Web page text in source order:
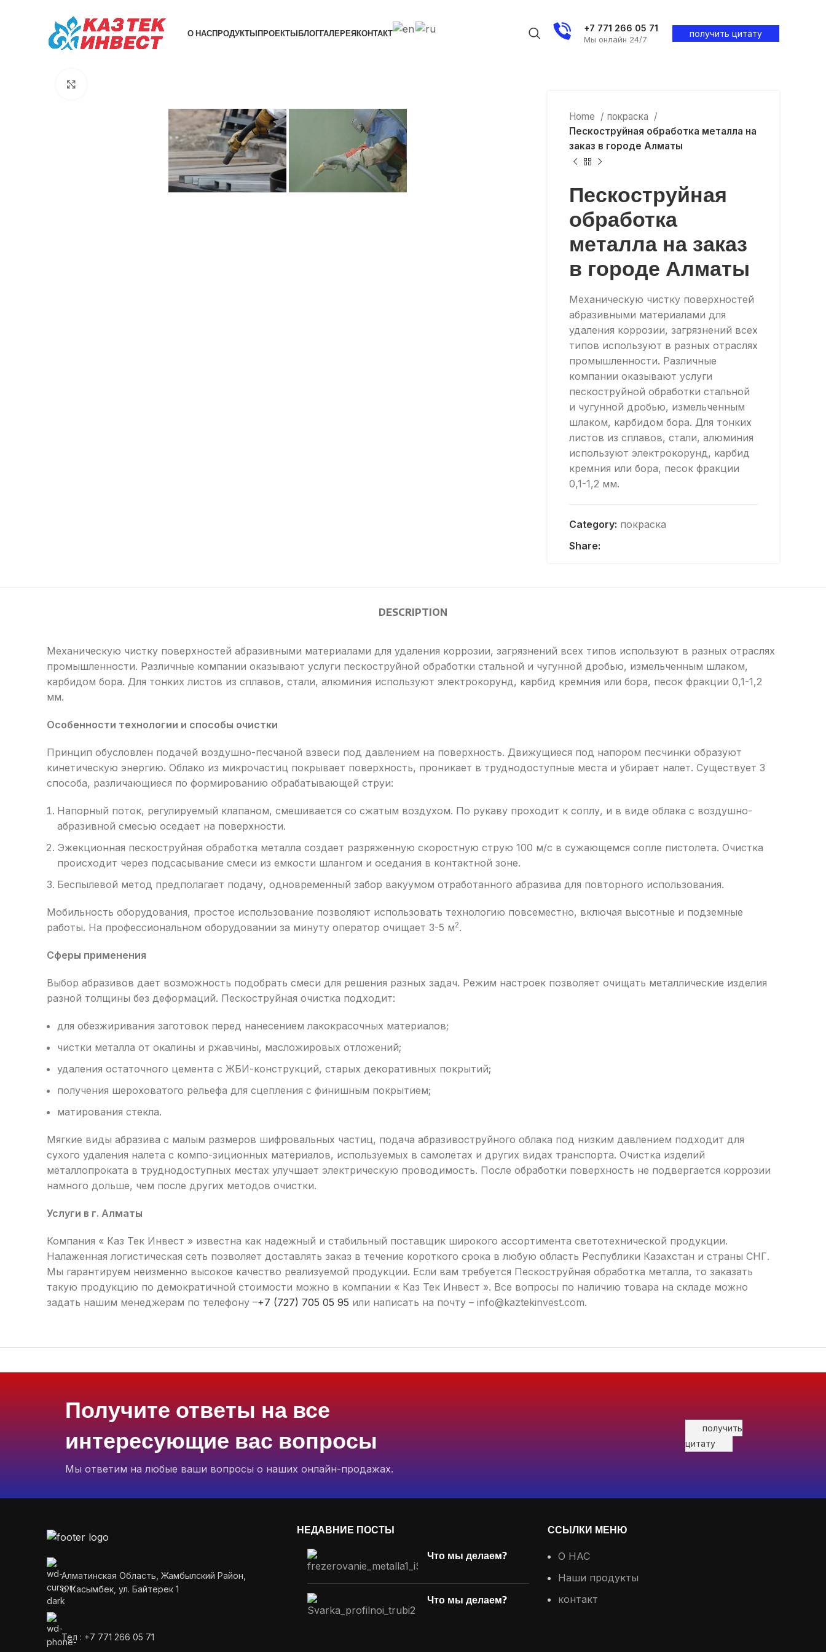
О НАСПРОДУКТЫПРОЕКТЫБЛОГГАЛЕРЕЯКОНТАКТ +7 771 266 05 71
Мы онлайн 24/7
получить цитату
Home
покраска
Пескоструйная обработка металла на
заказ в городе Алматы
Пескоструйная
обработка
металла на заказ
в городе Алматы
Механическую чистку поверхностей
абразивными материалами для
удаления коррозии, загрязнений всех
типов используют в разных отраслях
промышленности. Различные
компании оказывают услуги
пескоструйной обработки стальной
и чугунной дробью, измельченным
шлаком, карбидом бора. Для тонких
листов из сплавов, стали, алюминия
используют электрокорунд, карбид
кремния или бора, песок фракции
0,1-1,2 мм.
Category: покраска
Share:
DESCRIPTION
Механическую чистку поверхностей абразивными материалами для удаления коррозии, загрязнений всех типов используют в разных отраслях
промышленности. Различные компании оказывают услуги пескоструйной обработки стальной и чугунной дробью, измельченным шлаком,
карбидом бора. Для тонких листов из сплавов, стали, алюминия используют электрокорунд, карбид кремния или бора, песок фракции 0,1-1,2
мм.
Особенности технологии и способы очистки
Принцип обусловлен подачей воздушно-песчаной взвеси под давлением на поверхность. Движущиеся под напором песчинки образуют
кинетическую энергию. Облако из микрочастиц покрывает поверхность, проникает в труднодоступные места и убирает налет. Существует 3
способа, различающиеся по формированию обрабатывающей струи:
Напорный поток, регулируемый клапаном, смешивается со сжатым воздухом. По рукаву проходит к соплу, и в виде облака с воздушно-
абразивной смесью оседает на поверхности.
Эжекционная пескоструйная обработка металла создает разряженную скоростную струю 100 м/с в сужающемся сопле пистолета. Очистка
происходит через подсасывание смеси из емкости шлангом и оседания в контактной зоне.
Беспылевой метод предполагает подачу, одновременный забор вакуумом отработанного абразива для повторного использования.
Мобильность оборудования, простое использование позволяют использовать технологию повсеместно, включая высотные и подземные
работы. На профессиональном оборудовании за минуту оператор очищает 3-5 м2.
Сферы применения
Выбор абразивов дает возможность подобрать смеси для решения разных задач. Режим настроек позволяет очищать металлические изделия
разной толщины без деформаций. Пескоструйная очистка подходит:
для обезжиривания заготовок перед нанесением лакокрасочных материалов;
чистки металла от окалины и ржавчины, масложировых отложений;
удаления остаточного цемента с ЖБИ-конструкций, старых декоративных покрытий;
получения шероховатого рельефа для сцепления с финишным покрытием;
матирования стекла.
Мягкие виды абразива с малым размеров шифровальных частиц, подача абразивоструйного облака под низким давлением подходит для
сухого удаления налета с компо-зиционных материалов, используемых в самолетах и других видах транспорта. Очистка изделий
металлопроката в труднодоступных местах улучшает электрическую проводимость. После обработки поверхность не подвергается коррозии
намного дольше, чем после других методов очистки.
Услуги в г. Алматы
Компания « Каз Тек Инвест » известна как надежный и стабильный поставщик широкого ассортимента светотехнической продукции.
Налаженная логистическая сеть позволяет доставлять заказ в течение короткого срока в любую область Республики Казахстан и страны СНГ.
Мы гарантируем неизменно высокое качество реализуемой продукции. Если вам требуется Пескоструйная обработка металла, то заказать
такую продукцию по демократичной стоимости можно в компании « Каз Тек Инвест ». Все вопросы по наличию товара на складе можно
задать нашим менеджерам по телефону –+7 (727) 705 05 95 или написать на почту – info@kaztekinvest.com.
Получите ответы на все
интересующие вас вопросы
Мы ответим на любые ваши вопросы о наших онлайн-продажах.
получить
цитату
Алматинская Область, Жамбылский Район,
с. Касымбек, ул. Байтерек 1
Тел : +7 771 266 05 71
НЕДАВНИЕ ПОСТЫ
Что мы делаем?
Что мы делаем?
ССЫЛКИ МЕНЮ
О НАС
Наши продукты
контакт